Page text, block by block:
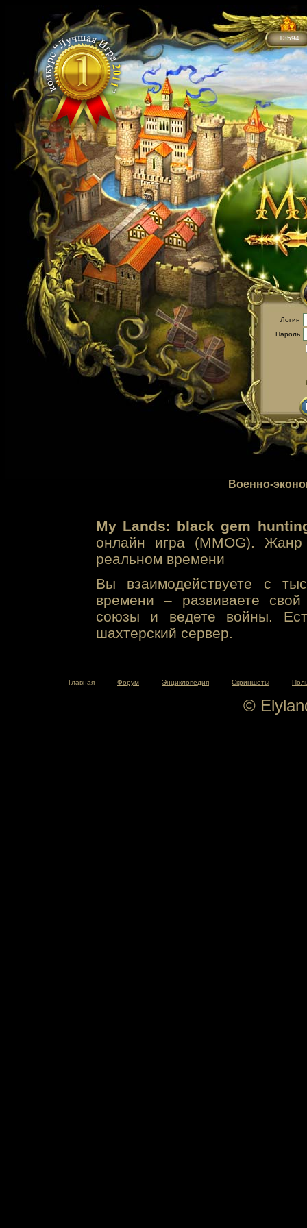
13594
Логин
Пароль
Военно-
My Lands: black gem
онлайн игра (MMOG). Жанр
реальном времени
Вы взаимодействуете с
времени – развиваете свой
союзы и ведете войны.
шахтерский сервер.
Главная Форум Энциклопедия Скриншоты
©